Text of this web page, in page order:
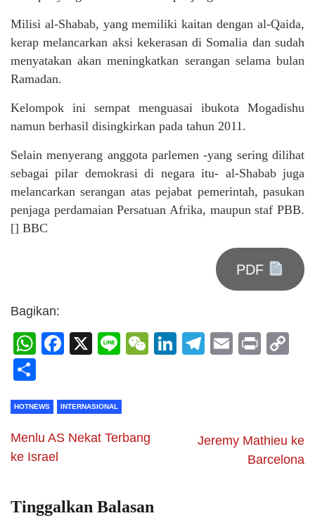
Milisi al-Shabab, yang memiliki kaitan dengan al-Qaida,
kerap melancarkan aksi kekerasan di Somalia dan sudah
menyatakan akan meningkatkan serangan selama bulan
Ramadan.
Kelompok ini sempat menguasai ibukota Mogadishu
namun berhasil disingkirkan pada tahun 2011.
Selain menyerang anggota parlemen -yang sering dilihat
sebagai pilar demokrasi di negara itu- al-Shabab juga
melancarkan serangan atas pejabat pemerintah, pasukan
penjaga perdamaian Persatuan Afrika, maupun staf PBB.
[] BBC
PDF
Bagikan:
WhatsApp
Facebook
X LineWeChat
LinkedIn
Telegram
Email
Print
HOTNEWS INTERNASIONAL
Menlu AS Nekat Terbang
ke Israel
Jeremy Mathieu ke
Barcelona
Tinggalkan Balasan